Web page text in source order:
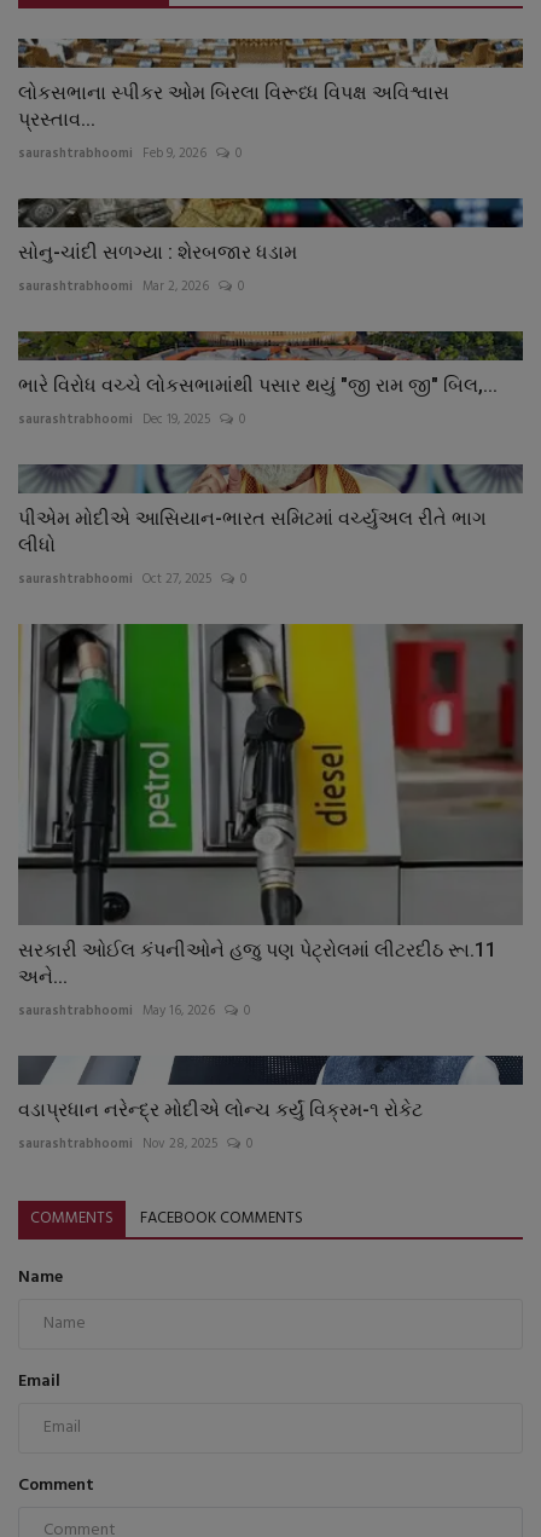
લોકસભાના સ્પીકર ઓમ બિરલા વિરૂધ્ધ વિપક્ષ અવિશ્વાસ
પ્રસ્તાવ...
saurashtrabhoomi Feb 9, 2026 0
સોનુ-ચાંદી સળગ્યા : શેરબજાર ધડામ
saurashtrabhoomi Mar 2, 2026 0
ભારે વિરોધ વચ્ચે લોકસભામાંથી પસાર થયું "જી રામ જી" બિલ,...
saurashtrabhoomi Dec 19, 2025 0
પીએમ મોદીએ આસિયાન-ભારત સમિટમાં વર્ચ્યુઅલ રીતે ભાગ
લીધો
saurashtrabhoomi Oct 27, 2025 0
સરકારી ઓઈલ કંપનીઓને હજુ પણ પેટ્રોલમાં લીટરદીઠ રૂા.11
અને...
saurashtrabhoomi May 16, 2026 0
વડાપ્રધાન નરેન્દ્ર મોદીએ લોન્ચ કર્યું વિક્રમ-૧ રોકેટ
saurashtrabhoomi Nov 28, 2025 0
COMMENTS FACEBOOK COMMENTS
Name
Email
Comment